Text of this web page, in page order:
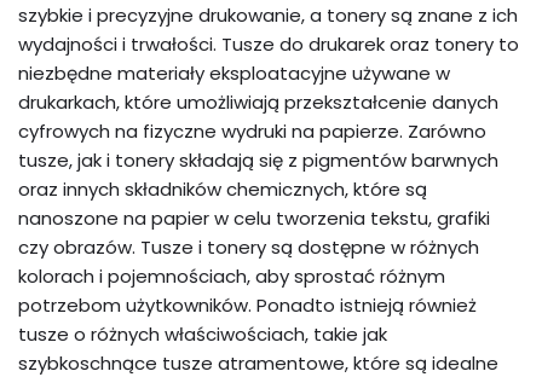
szybkie i precyzyjne drukowanie, a tonery są znane z ich
wydajności i trwałości. Tusze do drukarek oraz tonery to
niezbędne materiały eksploatacyjne używane w
drukarkach, które umożliwiają przekształcenie danych
cyfrowych na fizyczne wydruki na papierze. Zarówno
tusze, jak i tonery składają się z pigmentów barwnych
oraz innych składników chemicznych, które są
nanoszone na papier w celu tworzenia tekstu, grafiki
czy obrazów. Tusze i tonery są dostępne w różnych
kolorach i pojemnościach, aby sprostać różnym
potrzebom użytkowników. Ponadto istnieją również
tusze o różnych właściwościach, takie jak
szybkoschnące tusze atramentowe, które są idealne